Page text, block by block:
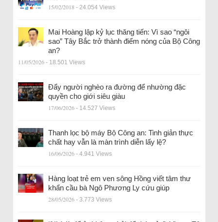
15/02/2018 - 24.054 Views
Mai Hoàng lập kỷ lục thăng tiến: Vì sao “ngôi
sao” Tây Bắc trở thành điểm nóng của Bộ Công
an?
11/05/2026 - 18.501 Views
Đẩy người nghèo ra đường để nhường đặc
quyền cho giới siêu giàu
17/06/2026 - 14.527 Views
Thanh lọc bộ máy Bộ Công an: Tinh giản thực
chất hay vẫn là màn trình diễn lấy lệ?
16/06/2026 - 4.941 Views
Hàng loạt trẻ em ven sông Hồng viết tâm thư
khẩn cầu bà Ngô Phương Ly cứu giúp
28/05/2026 - 3.773 Views